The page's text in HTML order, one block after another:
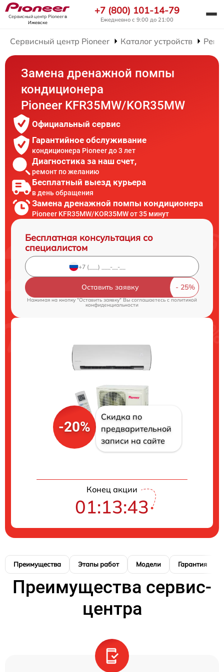
Сервисный центр Pioneerв
Ижевске
+7 (800) 101-14-79
Ежедневно с 9:00 до 21:00
Сервисный центр Pioneer Каталог устройств
Замена дренажной помпы
кондиционера
Pioneer KFR35MW/KOR35MW
Официальный сервис
Гарантийное обслуживание
кондиционера Pioneer до 3 лет
Диагностика за наш счет,
ремонт по желанию
Бесплатный выезд курьера
в день обращения
Замена дренажной помпы кондиционера
Pioneer KFR35MW/KOR35MW от 35 минут
Бесплатная консультация со
специалистом
Оставить заявку
Нажимая на кнопку "Оставить заявку" Вы соглашаетесь c политикой
конфиденциальности
-20%
Скидка по
предварительной
записи на сайте
Конец акции
01:13:42
Преимущества Этапы работ Модели Гарантия
Преимущества сервис-
центра